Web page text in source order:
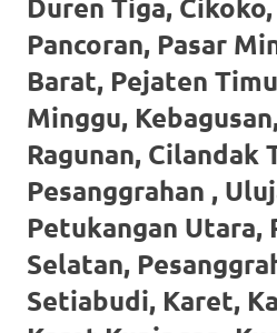
check
this
link
right
here
now
https://
Duren Tiga,
Pancoran, Pasar
Barat, Pejaten
Minggu,
Ragunan, Cilandak
Pesanggrahan ,
Petukangan Utara,
Selatan,
Setiabudi, Karet,